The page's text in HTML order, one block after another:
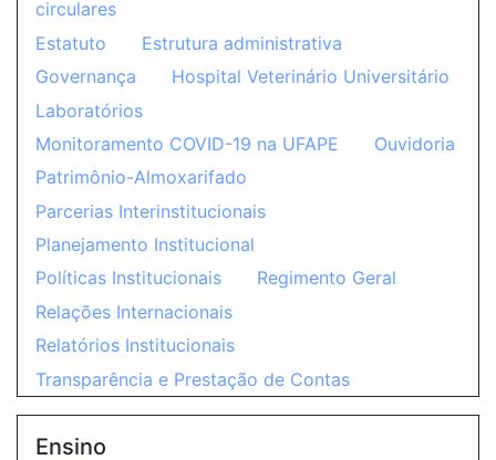
circulares
Estatuto
Estrutura administrativa
Governança
Hospital Veterinário Universitário
Laboratórios
Monitoramento COVID-19 na UFAPE
Ouvidoria
Patrimônio-Almoxarifado
Parcerias Interinstitucionais
Planejamento Institucional
Políticas Institucionais
Regimento Geral
Relações Internacionais
Relatórios Institucionais
Transparência e Prestação de Contas
Ensino